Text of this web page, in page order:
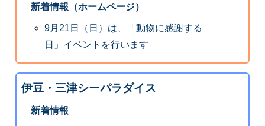
新着情報（ホームページ）
9月21日（日）は、「動物に感謝する
日」イベントを行います
伊豆・三津シーパラダイス
新着情報